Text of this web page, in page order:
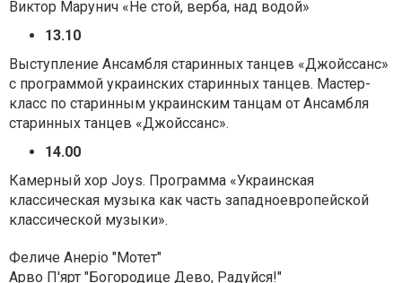
Виктор Марунич «Не стой, верба, над водой»
13.10
Выступление Ансамбля старинных танцев «Джойссанс»
с программой украинских старинных танцев. Мастер-
класс по старинным украинским танцам от Ансамбля
старинных танцев «Джойссанс».
14.00
Камерный хор Joys. Программа «Украинская
классическая музыка как часть западноевропейской
классической музыки».
Феличе Анеріо "Мотет"
Арво П'ярт "Богородице Дево, Радуйся!"